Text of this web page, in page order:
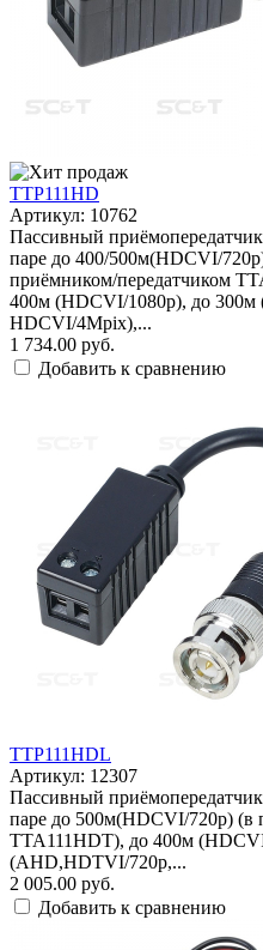
TTP111HD
Артикул: 10762
Пассивный
паре до 400/500м(HDCVI/
приёмником/передатчиком
400м (HDCVI/1080р), до
HDCVI/4Mpix),...
1 734.00 руб.
Добавить к сравнению
TTP111HDL
Артикул: 12307
Пассивный
паре до 500м(HDCVI/720p) (в
TTA111HDT), до 400м
(AHD,HDTVI/720p,...
2 005.00 руб.
Добавить к сравнению